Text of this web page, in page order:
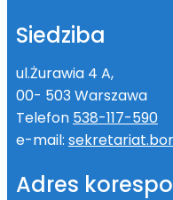
Siedziba
ul.Żurawia 4 A,
00- 503 Warszawa
Telefon 538-117-590
e-mail:
Adres